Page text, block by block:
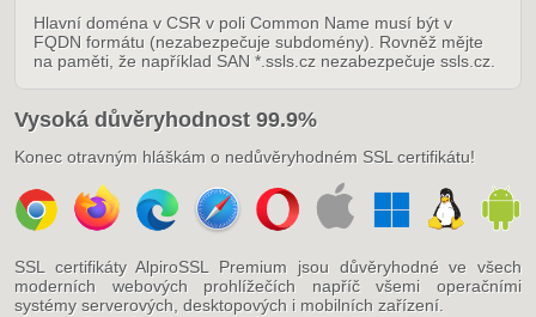
Hlavní doména v CSR v poli Common Name musí být v
FQDN formátu (nezabezpečuje subdomény). Rovněž mějte
na paměti, že například SAN *.ssls.cz nezabezpečuje ssls.cz.
Vysoká důvěryhodnost 99.9%
Konec otravným hláškám o nedůvěryhodném SSL certifikátu!
SSL certifikáty AlpiroSSL Premium jsou důvěryhodné ve všech
moderních webových prohlížečích napříč všemi operačními
systémy serverových, desktopových i mobilních zařízení.